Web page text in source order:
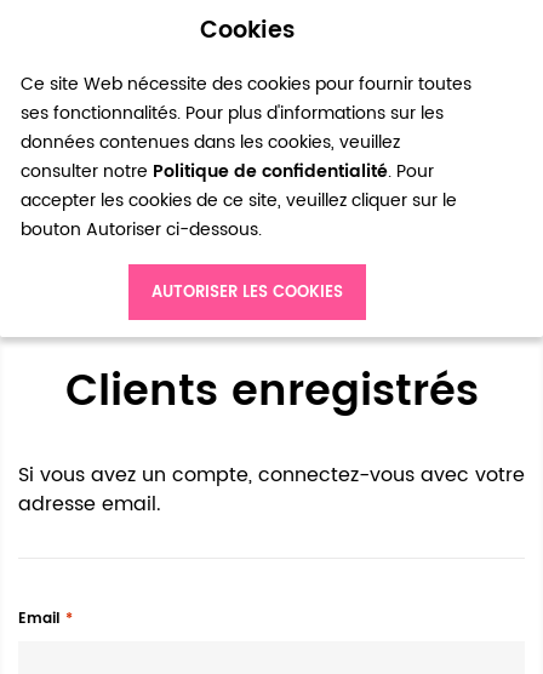
Cookies
Ce site Web nécessite des cookies pour fournir toutes
ses fonctionnalités. Pour plus d'informations sur les
données contenues dans les cookies, veuillez
consulter notre Politique de confidentialité. Pour
accepter les cookies de ce site, veuillez cliquer sur le
bouton Autoriser ci-dessous.
AUTORISER LES COOKIES
0
Accès client
Clients enregistrés
Si vous avez un compte, connectez-vous avec votre
adresse email.
Email